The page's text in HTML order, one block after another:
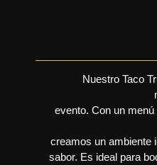
Nuestro Taco
evento. Con un
creamos un ambiente
sabor. Es ideal para